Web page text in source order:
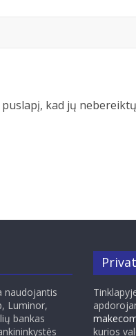
kad jų nebereiktų
naudojantis
Luminor,
bankas
kurios